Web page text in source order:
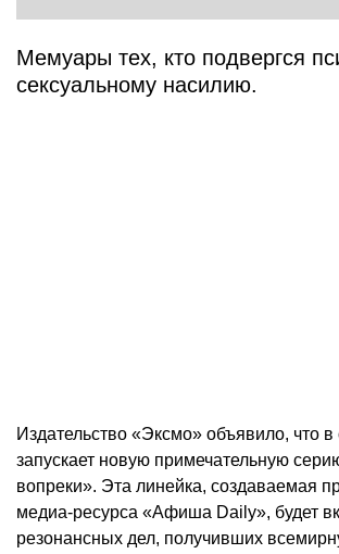
Мемуары тех, кто подвергся
сексуальному насилию.
Издательство «Эксмо» объявило, что в
запускает новую примечательную
вопреки». Эта линейка, создаваемая
медиа-ресурса «Афиша Daily», будет
резонансных дел, получивших